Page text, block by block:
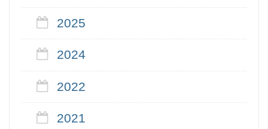
2025
2024
2022
2021